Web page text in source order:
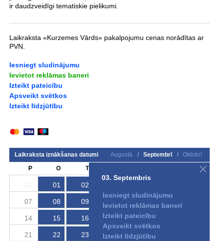
ir daudzveidīgi tematiskie pielikumi.
Laikraksta «Kurzemes Vārds» pakalpojumu cenas norādītas ar
PVN.
Iesniegt sludinājumu
Ievietot reklāmas baneri
Izteikt pateicību
Apsveikt svētkos
Izteikt līdzjūtību
Laikraksta iznākšanas datumi Augustā / Septembrī /
Oktobrī
P
O T S
01 02
07 08 09 10 11
14 15 16 17 18
21 22 23 24 25
03. Septembris
Iesniegt sludinājumu
Ievietot reklāmas baneri
Izteikt pateicību
Apsveikt svētkos
Izteikt līdzjūtību